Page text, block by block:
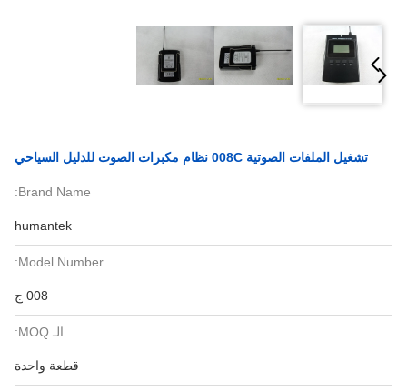
تشغيل الملفات الصوتية 008C نظام مكبرات الصوت للدليل السياحي
Brand Name:
humantek
Model Number:
008 ج
الـ MOQ:
قطعة واحدة